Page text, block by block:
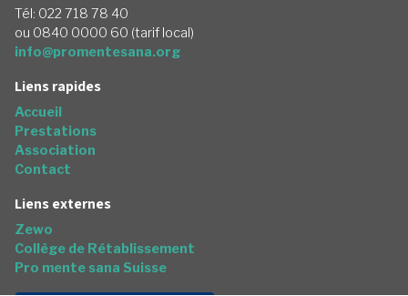
Tél: 022 718 78 40
ou 0840 0000 60 (tarif local)
info@promentesana.org
Liens rapides
Accueil
Prestations
Association
Contact
Liens externes
Zewo
Collège de Rétablissement
Pro mente sana Suisse